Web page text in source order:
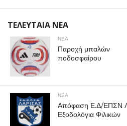
ΤΕΛΕΥΤΑΙΑ ΝΕΑ
ΝΕΑ
Παροχή μπαλών
ποδοσφαίρου
ΝΕΑ
Απόφαση Ε.Δ/ΕΠΣΝ
Εξοδολόγια Φιλικών